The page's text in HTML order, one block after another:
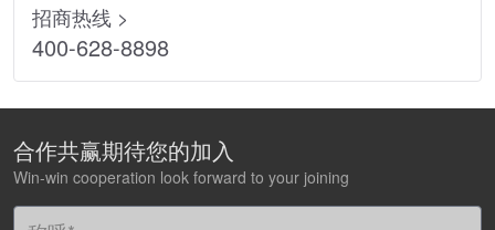
招商热线 >
400-628-8898
合作共赢期待您的加入
Win-win cooperation look forward to your joining